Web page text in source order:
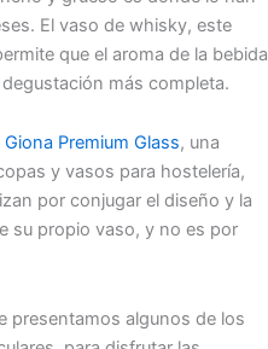
El vaso de whisky, este
que el aroma de la bebida
más completa.
Giona Premium Glass, una
y vasos para hostelería,
por conjugar el diseño y la
su propio vaso, y no es por
presentamos algunos de los